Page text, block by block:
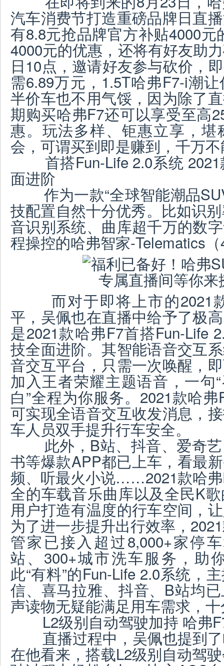
汽车消费节打造重磅品牌日直
有8.8元抢品牌官方补贴4000
4000元的优惠，还将有好友助
日10点，邀请好友参与砍价，
需6.89万元，1.5T哈弗F7-i潮
半价车也不用气馁，因为除了
期购买哈弗F7还可以享受至高
惠。玩法多样、钜惠立享，堪
会，可谓买到即是赚到，千万
首搭Fun-Life 2.0系统 2021
面进阶
作为一款“全球智能潮品
技配置自然十分优秀。比如识
音识别系统、曲库超千万的数
程操控的哈弗智家-Telematics
而对于即将上市的2021
平，吴佩也在直播中给予了极
是2021款哈弗F7首搭Fun-Life
技全面进阶。其智能语音交互
音交互平台，只需一次唤醒，
加入王者荣耀主题语音，一句
白”全程为你服务。2021款哈
可实现全语音交互收发消息，
车人员双手提升行车安全。
此外，B站、抖音、爱奇艺
书等爆款APP都已上车，看最
频、听最火小说……2021款哈
全的车载音乐曲库以及全民K
用户打造有温度的行车空间，
为了进一步提升出行效率，
管家已接入超过8,000+家停
站、300+城市洗车服务，助
此“有料”的Fun-Life 2.0系统，
信、喜马拉雅、抖音、B站均
声读物无疑能满足用车需求，
L2级别自动驾驶加持 哈弗
直播过程中，吴佩也提到了
在他看来，搭载L2级别自动驾